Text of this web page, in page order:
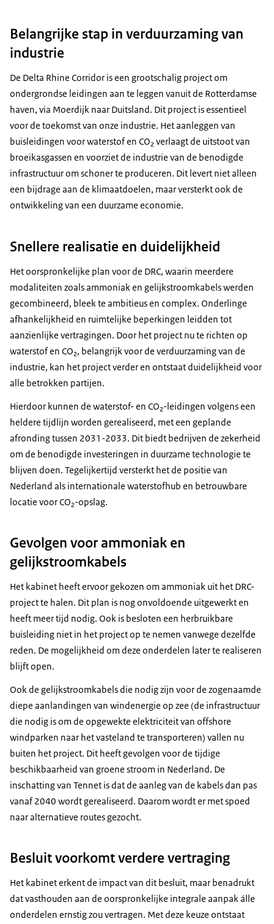
Belangrijke stap in verduurzaming van
industrie
De Delta Rhine Corridor is een grootschalig project om
ondergrondse leidingen aan te leggen vanuit de Rotterdamse
haven, via Moerdijk naar Duitsland. Dit project is essentieel
voor de toekomst van onze industrie. Het aanleggen van
buisleidingen voor waterstof en CO₂ verlaagt de uitstoot van
broeikasgassen en voorziet de industrie van de benodigde
infrastructuur om schoner te produceren. Dit levert niet alleen
een bijdrage aan de klimaatdoelen, maar versterkt ook de
ontwikkeling van een duurzame economie.
Snellere realisatie en duidelijkheid
Het oorspronkelijke plan voor de DRC, waarin meerdere
modaliteiten zoals ammoniak en gelijkstroomkabels werden
gecombineerd, bleek te ambitieus en complex. Onderlinge
afhankelijkheid en ruimtelijke beperkingen leidden tot
aanzienlijke vertragingen. Door het project nu te richten op
waterstof en CO₂, belangrijk voor de verduurzaming van de
industrie, kan het project verder en ontstaat duidelijkheid voor
alle betrokken partijen.
Hierdoor kunnen de waterstof- en CO₂-leidingen volgens een
heldere tijdlijn worden gerealiseerd, met een geplande
afronding tussen 2031-2033. Dit biedt bedrijven de zekerheid
om de benodigde investeringen in duurzame technologie te
blijven doen. Tegelijkertijd versterkt het de positie van
Nederland als internationale waterstofhub en betrouwbare
locatie voor CO₂-opslag.
Gevolgen voor ammoniak en
gelijkstroomkabels
Het kabinet heeft ervoor gekozen om ammoniak uit het DRC-
project te halen. Dit plan is nog onvoldoende uitgewerkt en
heeft meer tijd nodig. Ook is besloten een herbruikbare
buisleiding niet in het project op te nemen vanwege dezelfde
reden. De mogelijkheid om deze onderdelen later te realiseren
blijft open.
Ook de gelijkstroomkabels die nodig zijn voor de zogenaamde
diepe aanlandingen van windenergie op zee (de infrastructuur
die nodig is om de opgewekte elektriciteit van offshore
windparken naar het vasteland te transporteren) vallen nu
buiten het project. Dit heeft gevolgen voor de tijdige
beschikbaarheid van groene stroom in Nederland. De
inschatting van Tennet is dat de aanleg van de kabels dan pas
vanaf 2040 wordt gerealiseerd. Daarom wordt er met spoed
naar alternatieve routes gezocht.
Besluit voorkomt verdere vertraging
Het kabinet erkent de impact van dit besluit, maar benadrukt
dat vasthouden aan de oorspronkelijke integrale aanpak álle
onderdelen ernstig zou vertragen. Met deze keuze ontstaat